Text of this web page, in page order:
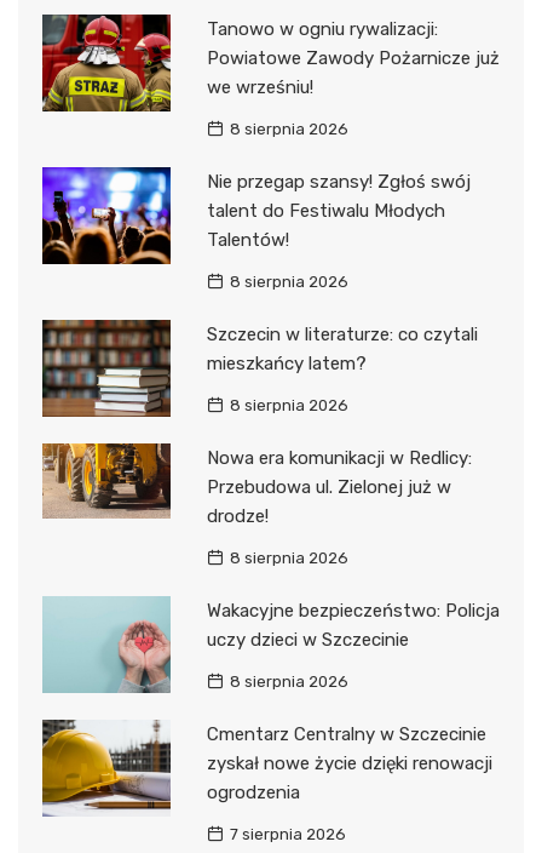
Tanowo w ogniu rywalizacji:
Powiatowe Zawody Pożarnicze już
we wrześniu!
8 sierpnia 2026
Nie przegap szansy! Zgłoś swój
talent do Festiwalu Młodych
Talentów!
8 sierpnia 2026
Szczecin w literaturze: co czytali
mieszkańcy latem?
8 sierpnia 2026
Nowa era komunikacji w Redlicy:
Przebudowa ul. Zielonej już w
drodze!
8 sierpnia 2026
Wakacyjne bezpieczeństwo: Policja
uczy dzieci w Szczecinie
8 sierpnia 2026
Cmentarz Centralny w Szczecinie
zyskał nowe życie dzięki renowacji
ogrodzenia
7 sierpnia 2026